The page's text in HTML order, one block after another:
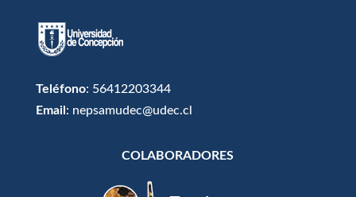
Teléfono: 56412203344
Email : nepsamudec@udec.cl
COLABORADORES